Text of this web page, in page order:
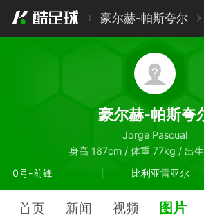
豪尔赫-帕斯夸尔
豪尔赫-帕斯夸
Jorge Pascual
身高 187cm / 体重 77kg / 出
0号-前锋
比利亚雷亚尔
首页 新闻 视频 图片